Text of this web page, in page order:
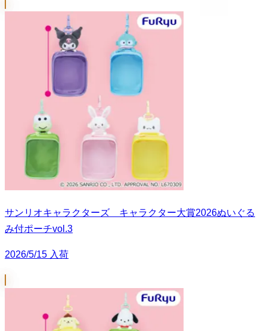
サンリオキャラクターズ キャラクター大賞2026ぬいぐる
み付ポーチvol.3
2026/5/15 入荷